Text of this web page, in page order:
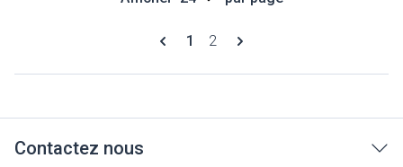
Pages
Vous lisez actuellement la page
1 Page
2
Contactez nous